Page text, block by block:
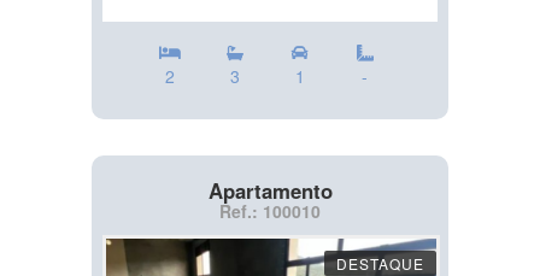
2 3 1 -
Apartamento
Ref.: 100010
DESTAQUE